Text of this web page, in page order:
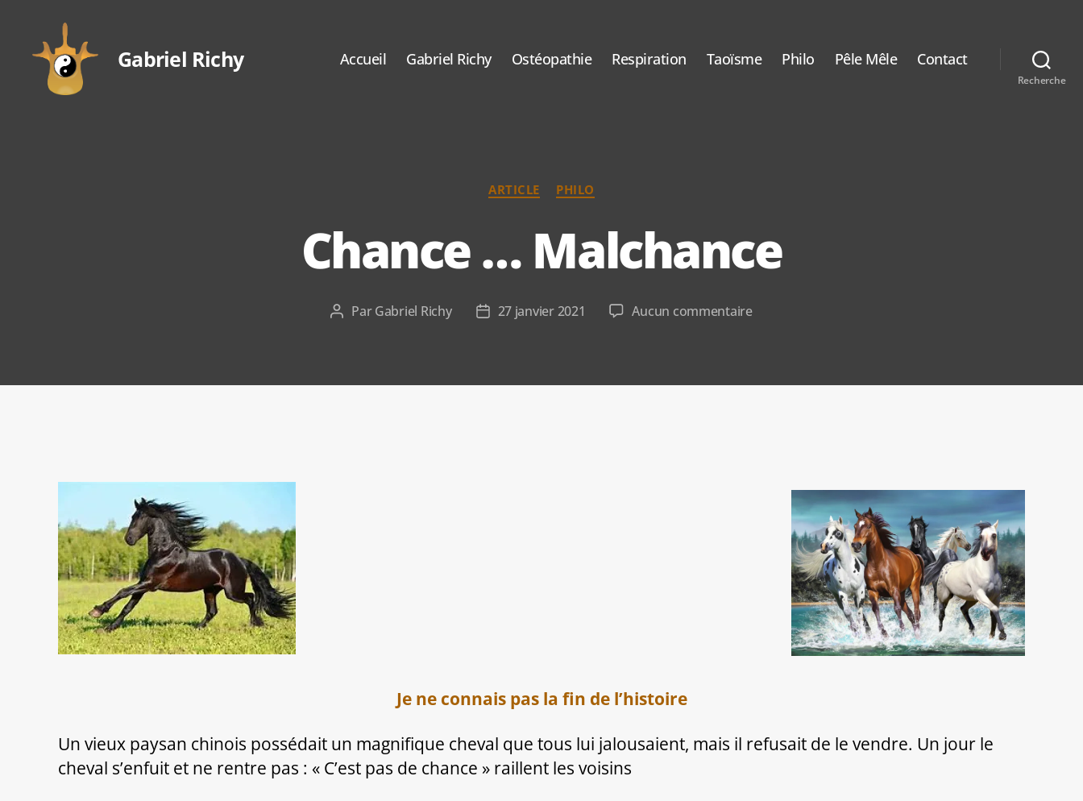
Gabriel Richy Accueil Gabriel Richy Ostéopathie Respiration Taoïsme Philo Pêle Mêle Contact
Recherche
Catégories
ARTICLE PHILO
Chance … Malchance
Auteur
ParGabriel Richy
Date27 janvier 2021 Aucun commentairesur
Je ne connais pas la fin de l’histoire
Un vieux paysan chinois possédait un magnifique cheval que tous lui jalousaient, mais il refusait de le vendre. Un jour le
cheval s’enfuit et ne rentre pas : « C’est pas de chance » raillent les voisins